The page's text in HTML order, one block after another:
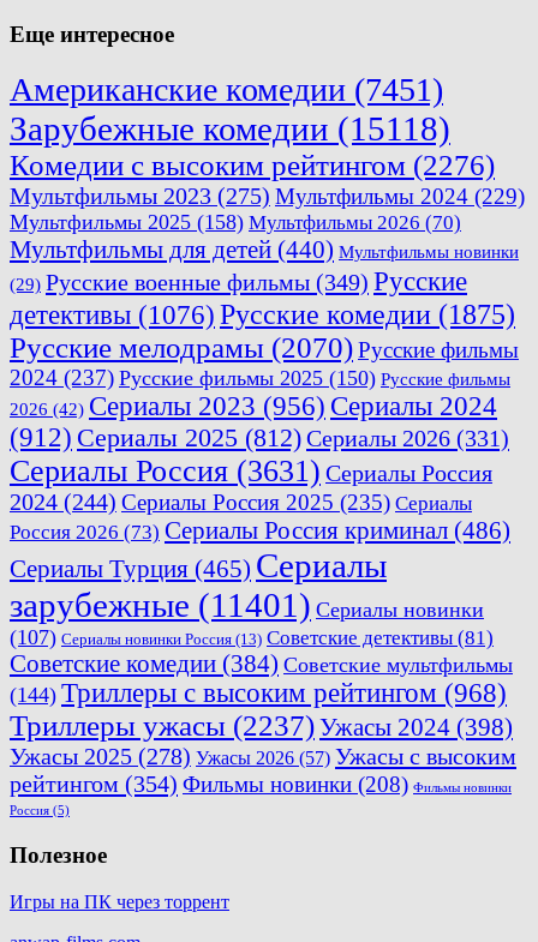
Еще интересное
Американские комедии (7451)
Зарубежные комедии (15118)
Комедии с высоким рейтингом (2276)
Мультфильмы 2023 (275) Мультфильмы 2024 (229)
Мультфильмы 2025 (158) Мультфильмы 2026 (70)
Мультфильмы для детей (440) Мультфильмы новинки
(29) Русские военные фильмы (349) Русские
детективы (1076)Русские комедии (1875)
Русские мелодрамы (2070)Русские фильмы
2024 (237) Русские фильмы 2025 (150) Русские фильмы
2026 (42) Сериалы 2023 (956) Сериалы 2024
(912) Сериалы 2025 (812)Сериалы 2026 (331)
Сериалы Россия (3631) Сериалы Россия
2024 (244) Сериалы Россия 2025 (235) Сериалы
Россия 2026 (73) Сериалы Россия криминал (486)
Сериалы Турция (465) Сериалы
зарубежные (11401) Сериалы новинки
(107) Сериалы новинки Россия (13) Советские детективы (81)
Советские комедии (384) Советские мультфильмы
(144) Триллеры с высоким рейтингом (968)
Триллеры ужасы (2237)Ужасы 2024 (398)
Ужасы 2025 (278) Ужасы 2026 (57) Ужасы с высоким
рейтингом (354) Фильмы новинки (208) Фильмы новинки
Россия (5)
Полезное
Игры на ПК через торрент